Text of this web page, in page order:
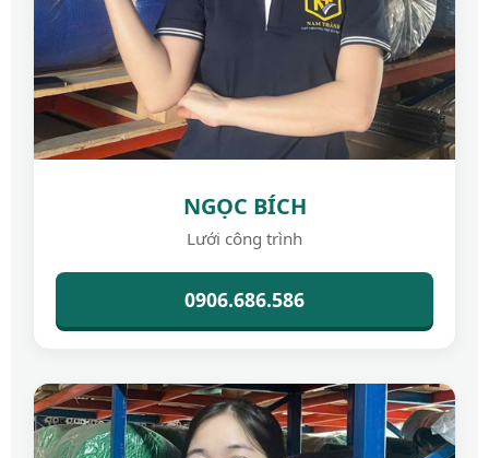
NGỌC BÍCH
Lưới công trình
0906.686.586